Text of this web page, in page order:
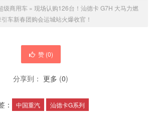
级商用车» 现场认购126台！汕德卡 G7H 大马力燃
车新春团购会运城站火爆收官！
赞 (0)
分享到： 更多 (0)
： 中国重汽 汕德卡G系列